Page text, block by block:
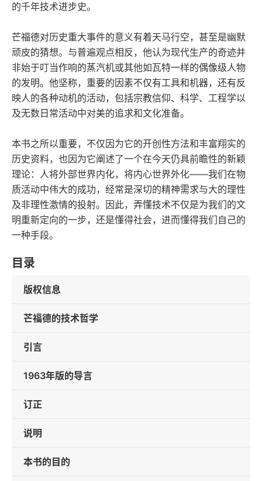
的千年技术进步史。
芒福德对历史重大事件的意义有着天马行空，甚至是幽默
顽皮的猜想。与普遍观点相反，他认为现代生产的奇迹并
非始于叮当作响的蒸汽机或其他如瓦特一样的偶像级人物
的发明。他坚称，重要的因素不仅有工具和机器，还有反
映人的各种动机的活动，包括宗教信仰、科学、工程学以
及无数日常活动中对美的追求和文化准备。
本书之所以重要，不仅因为它的开创性方法和丰富翔实的
历史资料，也因为它阐述了一个在今天仍具前瞻性的新颖
理论：人将外部世界内化，将内心世界外化——我们在物
质活动中伟大的成功，经常是深切的精神需求与大的理性
及非理性激情的投射。因此，弄懂技术不仅是为我们的文
明重新定向的一步，还是懂得社会，进而懂得我们自己的
一种手段。
目录
版权信息
芒福德的技术哲学
引言
1963年版的导言
订正
说明
本书的目的